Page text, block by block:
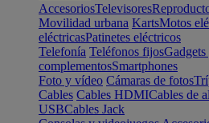
AccesoriosTelevisores
Movilidad urbana KartsMotos
eléctricasPatinetes eléctricos
Telefonía Teléfonos fijosGadgets
complementosSmartphones
Foto y vídeo Cámaras de fotos
Cables Cables HDMICables de
USBCables Jack